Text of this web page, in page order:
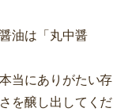
油は「丸中醤
当にありがたい存
を醸し出してくだ